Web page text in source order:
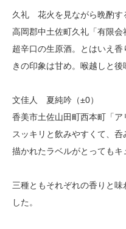
久礼 花火を見ながら晩酌す
高岡郡中土佐町久礼「有限会
超辛口の生原酒。とはいえ
きの印象は甘め。喉越しと後
文佳人 夏純吟（±0）
香美市土佐山田町西本町「ア
スッキリと飲みやすくて、
描かれたラベルがとってもキ
三種ともそれぞれの香りと
した。